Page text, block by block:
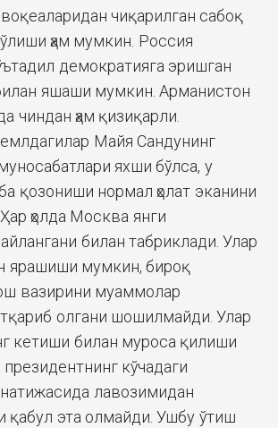
чиқарилган сабоқ
ҳам мумкин. Россия
демократияга эришган
яшаши мумкин. Арманистон
чиндан ҳам қизиқарли.
Майя Сандунинг
яхши бўлса, у
қозониши нормал ҳолат эканини
ҳолда Москва янги
билан табриклади. Улар
ярашиши мумкин, бироқ
вазирини муаммолар
олгани шошилмайди. Улар
кетиши билан муроса қилиши
кўчадаги
лавозимидан
қабул эта олмайди. Ушбу ўтиш